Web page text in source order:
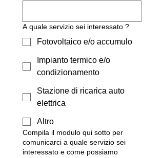
A quale servizio sei interessato ?
Fotovoltaico e/o accumulo
Impianto termico e/o
condizionamento
Stazione di ricarica auto
elettrica
Altro
Compila il modulo qui sotto per
comunicarci a quale servizio sei
interessato e come possiamo